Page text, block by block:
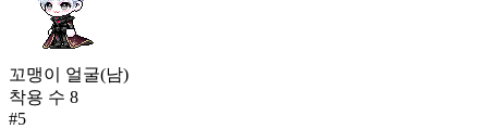
꼬맹이 얼굴(남)
착용 수 8
#5